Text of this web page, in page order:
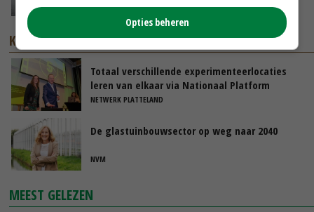
GISTEREN, 12:00
KENNISPARTNERS
Totaal verschillende experimenteerlocaties
leren van elkaar via Nationaal Platform
NETWERK PLATTELAND
De glastuinbouwsector op weg naar 2040
NVM
MEEST GELEZEN
Opties beheren